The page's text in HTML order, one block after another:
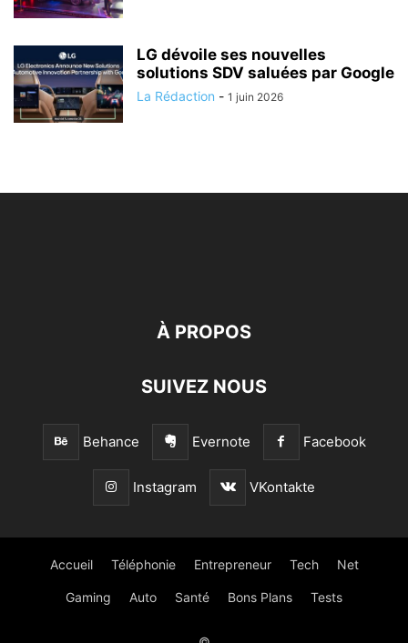
LG dévoile ses nouvelles
solutions SDV saluées par Google
La Rédaction - 1 juin 2026
À PROPOS
SUIVEZ NOUS
Behance Evernote Facebook
Instagram VKontakte
Accueil Téléphonie Entrepreneur Tech Net
Gaming Auto Santé Bons Plans Tests